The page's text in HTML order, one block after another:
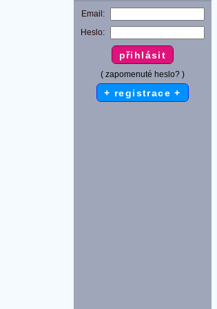
Email:
Heslo:
( zapomenuté heslo? )
+ registrace +